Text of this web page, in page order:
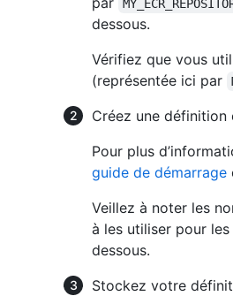
dessous.
Vérifiez que vous
(représentée ici par
Créez une définition
Pour plus
guide de démarrage
Veillez à noter les
à les utiliser pour
dessous.
Stockez votre